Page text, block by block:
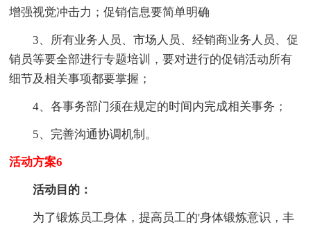
增强视觉冲击力；促销信息要简单明确
3、所有业务人员、市场人员、经销商业务人员、促
销员等要全部进行专题培训，要对进行的促销活动所有
细节及相关事项都要掌握；
4、各事务部门须在规定的时间内完成相关事务；
5、完善沟通协调机制。
活动方案6
活动目的：
为了锻炼员工身体，提高员工的'身体锻炼意识，丰